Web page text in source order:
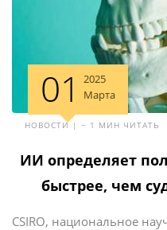
01
2025
Марта
НОВОСТИ | ~ 1 МИН ЧИТАТЬ
ИИ определяет
быстрее, чем
CSIRO, национальное